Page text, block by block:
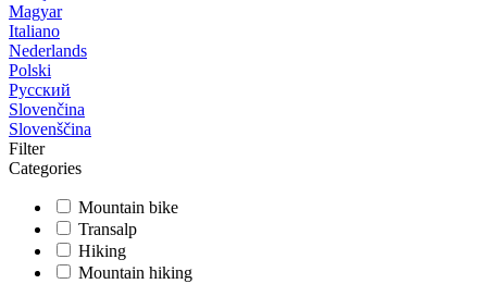
Magyar
Italiano
Nederlands
Polski
Русский
Slovenčina
Slovenščina
Filter
Categories
Mountain bike
Transalp
Hiking
Mountain hiking